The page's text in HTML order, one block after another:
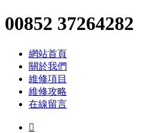
00852 37264282
網站首頁
關於我們
維修項目
維修攻略
在線留言
